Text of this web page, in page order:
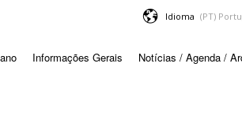
Idioma
Informações Gerais Notícias / Agenda /